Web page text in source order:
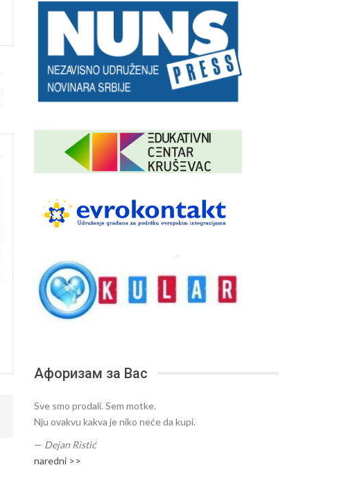
Афоризам за Вас
Sve smo prodali. Sem motke.
Nju ovakvu kakva je niko neće da kupi.
— Dejan Ristić
naredni >>